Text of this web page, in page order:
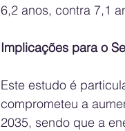
6,2 anos, contra 7,1
Implicações para o
Este estudo é
comprometeu a
2035, sendo que a